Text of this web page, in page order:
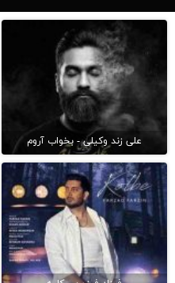
علی زند وکیلی - بخواب آروم